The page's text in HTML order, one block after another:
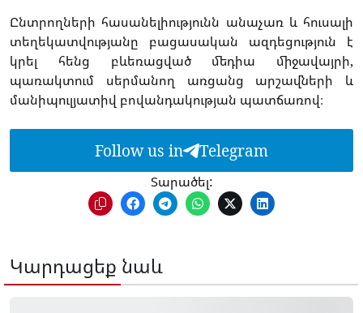
Ընտրողների հասանելիությունն անաչառ և հուսալի
տեղեկատվությանը բացասական ազդեցություն է
կրել հենց բևեռացված մեդիա միջավայրի,
պառակտում սերմանող առցանց արշավների և
մանիպուլյատիվ բովանդակության պատճառով։
Follow us in Telegram
Տարածել:
Կարդացեք նաև